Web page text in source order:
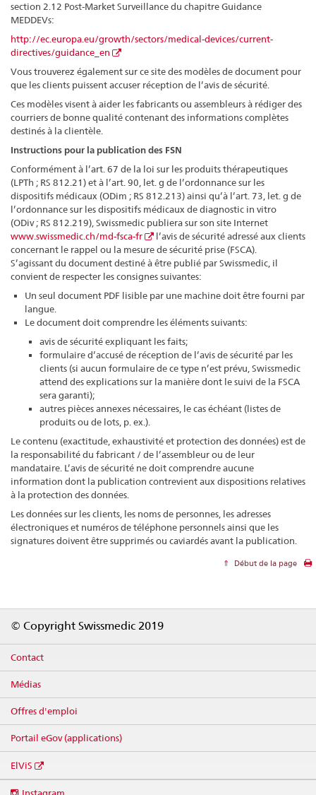
section 2.12 Post-Market Surveillance du chapitre Guidance
MEDDEVs:
http://ec.europa.eu/growth/sectors/medical-devices/current-
directives/guidance_en
Vous trouverez également sur ce site des modèles de document pour
que les clients puissent accuser réception de l’avis de sécurité.
Ces modèles visent à aider les fabricants ou assembleurs à rédiger des
courriers de bonne qualité contenant des informations complètes
destinés à la clientèle.
Instructions pour la publication des FSN
Conformément à l’art. 67 de la loi sur les produits thérapeutiques
(LPTh ; RS 812.21) et à l’art. 90, let. g de l’ordonnance sur les
dispositifs médicaux (ODim ; RS 812.213) ainsi qu’à l’art. 73, let. g de
l’ordonnance sur les dispositifs médicaux de diagnostic in vitro
(ODiv ; RS 812.219), Swissmedic publiera sur son site Internet
www.swissmedic.ch/md-fsca-fr
l’avis de sécurité adressé aux clients
concernant le rappel ou la mesure de sécurité prise (FSCA).
S’agissant du document destiné à être publié par Swissmedic, il
convient de respecter les consignes suivantes:
Un seul document PDF lisible par une machine doit être fourni par
langue.
Le document doit comprendre les éléments suivants:
avis de sécurité expliquant les faits;
formulaire d’accusé de réception de l’avis de sécurité par les
clients (si aucun formulaire de ce type n’est prévu, Swissmedic
attend des explications sur la manière dont le suivi de la FSCA
sera garanti);
autres pièces annexes nécessaires, le cas échéant (listes de
produits ou de lots, p. ex.).
Le contenu (exactitude, exhaustivité et protection des données) est de
la responsabilité du fabricant / de l’assembleur ou de leur
mandataire. L’avis de sécurité ne doit comprendre aucune
information dont la publication contrevient aux dispositions relatives
à la protection des données.
Les données sur les clients, les noms de personnes, les adresses
électroniques et numéros de téléphone personnels ainsi que les
signatures doivent être supprimés ou caviardés avant la publication.
Début de la page
© Copyright Swissmedic 2019
Contact
Médias
Offres d'emploi
Portail eGov (applications)
ElViS